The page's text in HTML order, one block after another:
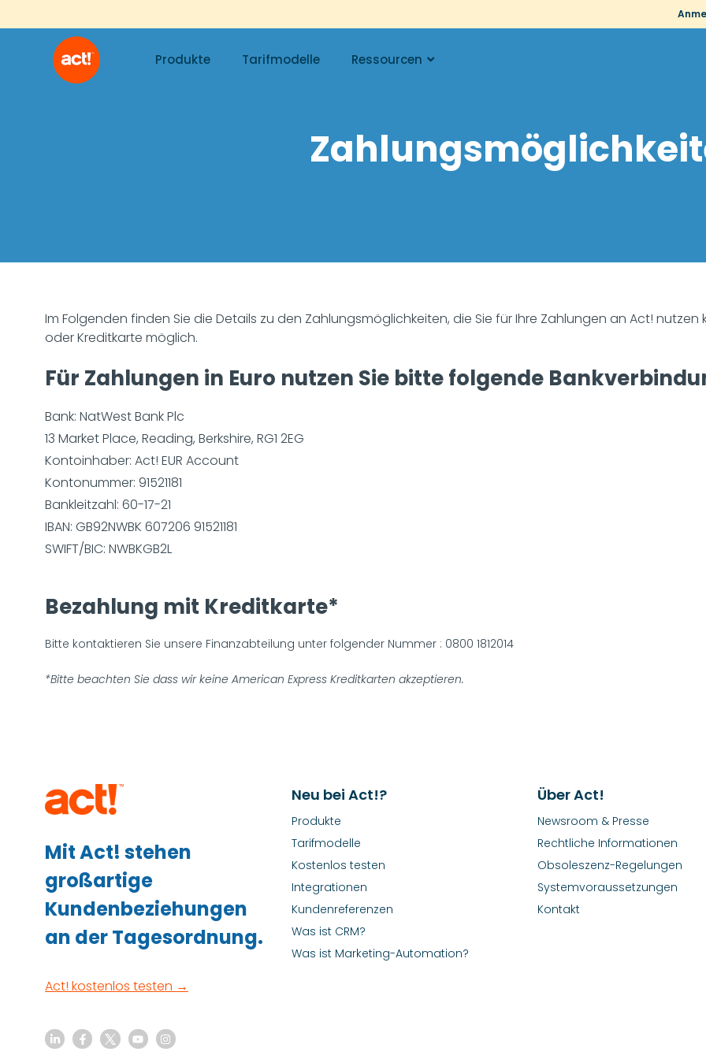
Produkte Tarifmodelle Ressourcen
Im Folgenden finden Sie die Details zu den Zahlungsmöglichkeiten, die Sie für Ihre Zahlungen an Act!
oder Kreditkarte möglich.
Für Zahlungen in Euro nutzen Sie bitte folgende
Bank: NatWest Bank Plc
13 Market Place, Reading, Berkshire, RG1 2EG
Kontoinhaber: Act! EUR Account
Kontonummer: 91521181
Bankleitzahl: 60-17-21
IBAN: GB92NWBK 607206 91521181
SWIFT/BIC: NWBKGB2L
Bezahlung mit Kreditkarte*
Bitte kontaktieren Sie unsere Finanzabteilung unter folgender Nummer : 0800 1812014
*Bitte beachten Sie dass wir keine American Express Kreditkarten akzeptieren.
Mit Act! stehen
großartige
Kundenbeziehungen
an der Tagesordnung.
Act! kostenlos testen →
Neu bei Act!?
Produkte
Tarifmodelle
Kostenlos testen
Integrationen
Kundenreferenzen
Was ist CRM?
Was ist Marketing-Automation?
Über Act!
Newsroom & Presse
Rechtliche Informationen
Obsoleszenz-Regelungen
Systemvoraussetzungen
Kontakt